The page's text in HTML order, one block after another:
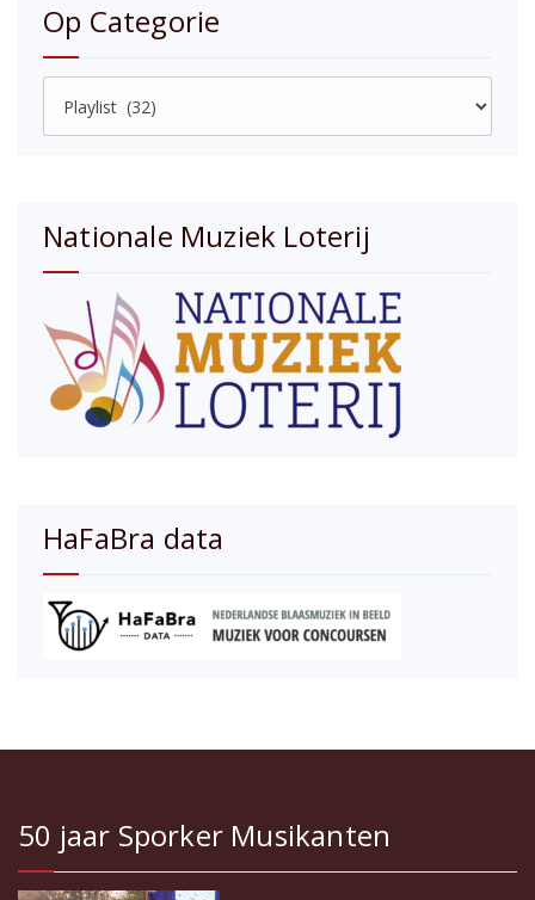
Op Categorie
Categorie
Nationale Muziek Loterij
HaFaBra data
50 jaar Sporker Musikanten